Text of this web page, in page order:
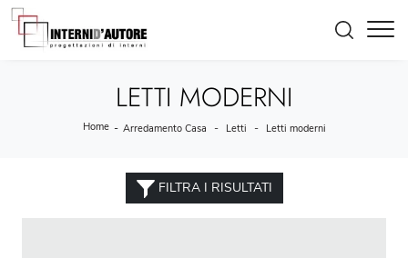
LETTI MODERNI
Home - Arredamento Casa - Letti - Letti moderni
FILTRA I RISULTATI